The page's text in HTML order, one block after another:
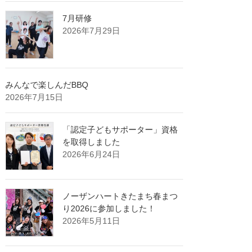
7月研修
2026年7月29日
みんなで楽しんだBBQ
2026年7月15日
「認定子どもサポーター」資格
を取得しました
2026年6月24日
ノーザンハートきたまち春まつ
り2026に参加しました！
2026年5月11日